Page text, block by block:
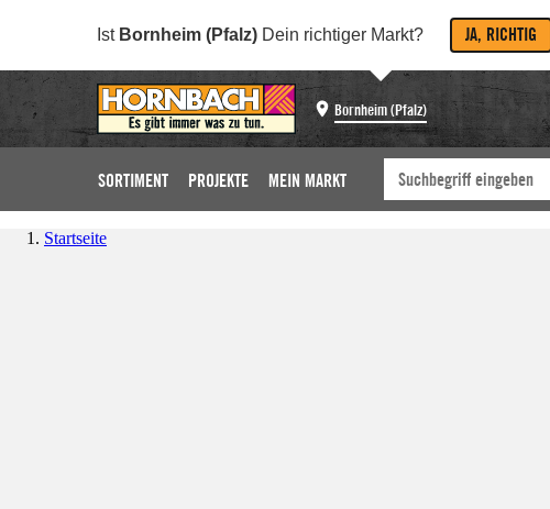
Ist Bornheim (Pfalz) Dein richtiger Markt? JA, RICHTIG
Bornheim (Pfalz)
SORTIMENT PROJEKTE MEIN MARKT
Startseite